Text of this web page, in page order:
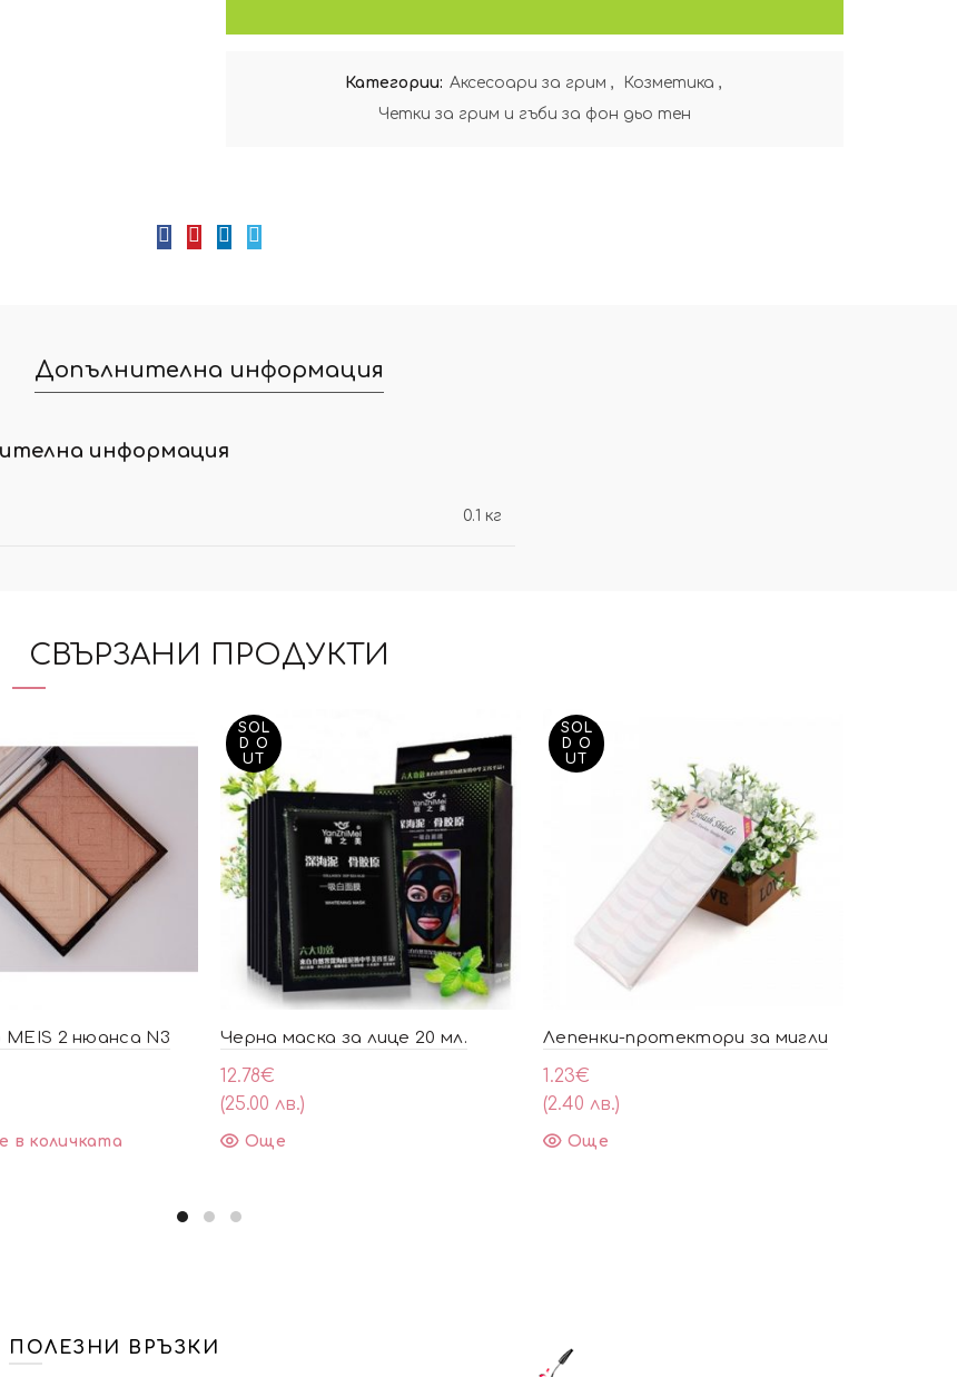
Категории: Аксесоари за грим , Козметика ,
Четки за грим и гъби за фон дьо тен
Допълнителна информация
информация
0.1 кг
СВЪРЗАНИ ПРОДУКТИ
2 нюанса N3
в количката
SOL
D O
UT
Черна маска за лице 20 мл.
12.78€
(25.00 лв.)
Още
SOL
D O
UT
Лепенки-протектори за мигли
1.23€
(2.40 лв.)
Още
ПОЛЕЗНИ ВРЪЗКИ